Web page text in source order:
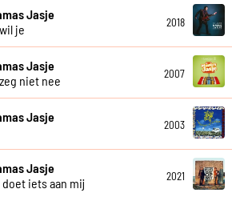
Jasje
je
2018
Jasje
niet nee
2007
Jasje
2003
Jasje
iets aan mij
2021